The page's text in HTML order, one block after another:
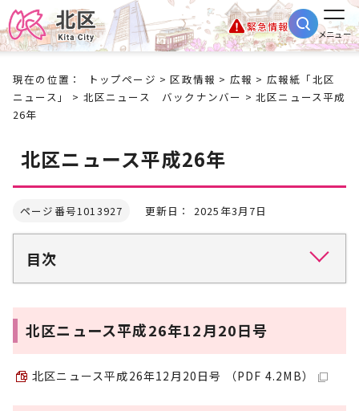
緊急情報
メニュー
現在の位置： トップページ >区政情報 > 広報 > 広報紙「北区
ニュース」
> 北区ニュース バックナンバー > 北区ニュース平成
26年
北区ニュース平成26年
ページ番号1013927 更新日： 2025年3月7日
目次
北区ニュース平成26年12月20日号
北区ニュース平成26年12月20日号 （PDF 4.2MB）